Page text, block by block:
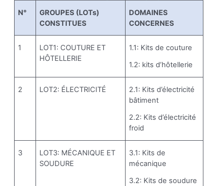
N°
GROUPES (LOTs)
CONSTITUES
DOMAINES
CONCERNES
1
LOT1: COUTURE ET
HÔTELLERIE
1.1: Kits de couture
1.2: kits d’hôtellerie
2 LOT2: ÉLECTRICITÉ
2.1: Kits d’électricité
bâtiment
2.2: Kits d’électricité
froid
3
LOT3: MÉCANIQUE ET
SOUDURE
3.1: Kits de
mécanique
3.2: Kits de soudure